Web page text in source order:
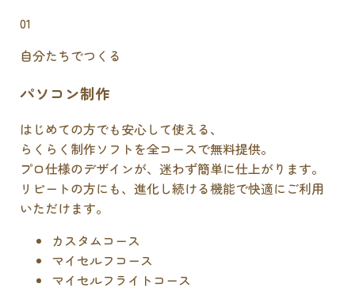
01
自分たちでつくる
パソコン制作
はじめての方でも安心して使える、
らくらく制作ソフトを全コースで無料提供。
プロ仕様のデザインが、迷わず簡単に仕上がります。
リピートの方にも、進化し続ける機能で快適にご利用
いただけます。
カスタムコース
マイセルフコース
マイセルフライトコース